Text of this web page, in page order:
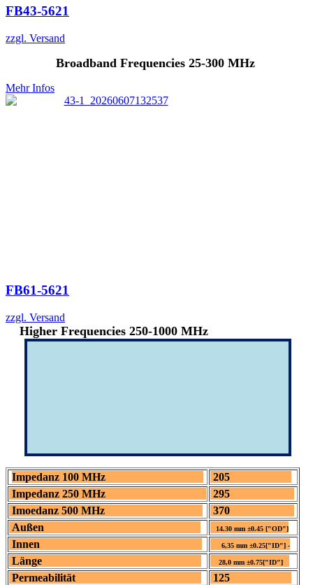
FB43-5621
zzgl. Versand
Broadband Frequencies 25-300 MHz
Mehr Infos
FB61-5621
zzgl. Versand
Higher Frequencies 250-1000 MHz
Impedanz 100 MHz
205
Impedanz 250 MHz
295
Imoedanz 500 MHz
370
Außen
14.30 mm ±0.45 ["OD"]
Innen 6,35 mm ±0.25["ID"] -
Länge 28,0 mm ±0.75["ID"]
Permeabilität
125